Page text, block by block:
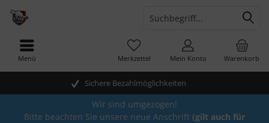
Sichere Bezahlmöglichkeiten
Warenkorb
Merkzettel Mein Konto
Menü
Wir sind umgezogen!
Bitte beachten Sie unsere neue Anschrift (gilt auch für